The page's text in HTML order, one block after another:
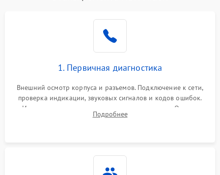
1. Первичная диагностика
Внешний осмотр корпуса и разъемов. Подключение к сети,
проверка индикации, звуковых сигналов и кодов ошибок.
Измерение входного и выходного напряжения. Оценка
реакции ИБП на отключение основного питания без
Подробнее